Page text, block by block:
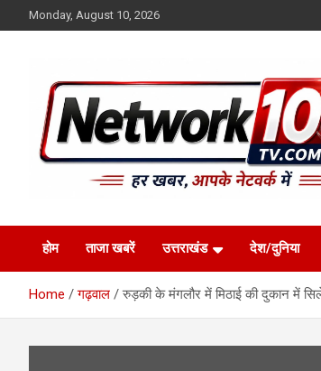
to
Monday, August 10, 2026
Network10tv
होम ताजा खबरें उत्तराखंड देश/दुनिया
Home गढ़वाल रुड़की के मंगलौर में मिठाई की दुकान में